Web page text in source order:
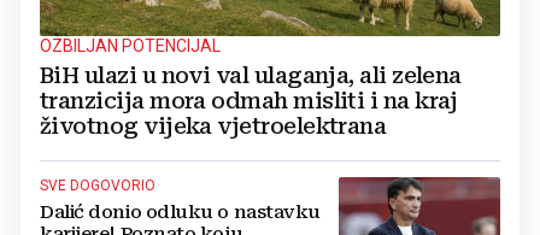
OZBILJAN POTENCIJAL
BiH ulazi u novi val ulaganja, ali zelena
tranzicija mora odmah misliti i na kraj
životnog vijeka vjetroelektrana
SVE DOGOVORIO
Dalić donio odluku o nastavku